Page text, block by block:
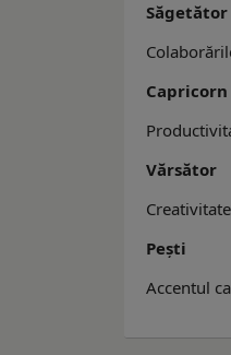
Săgetător
Capricorn
Vărsător
Pești
Accentul